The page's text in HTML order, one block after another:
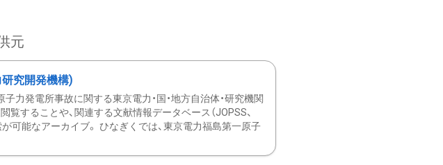
元
究開発機構)
力発電所事故に関する東京電力・国・地方自治体・研究機関
することや、関連する文献情報データベース（JOPSS、
が可能なアーカイブ。 ひなぎくでは、東京電力福島第一原子